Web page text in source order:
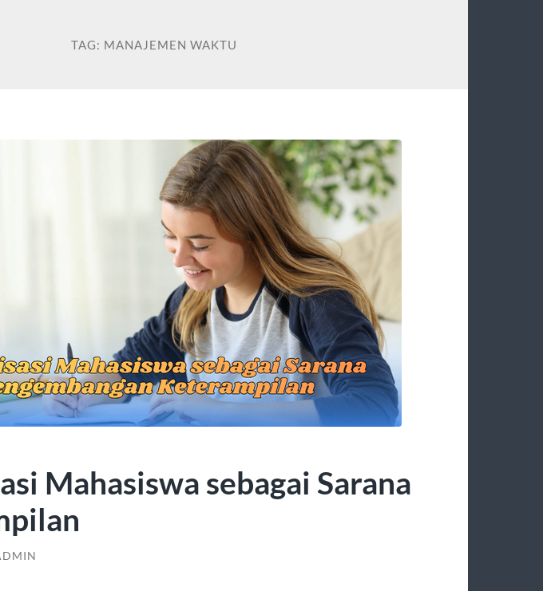
TAG: MANAJEMEN WAKTU
Mahasiswa sebagai Sarana